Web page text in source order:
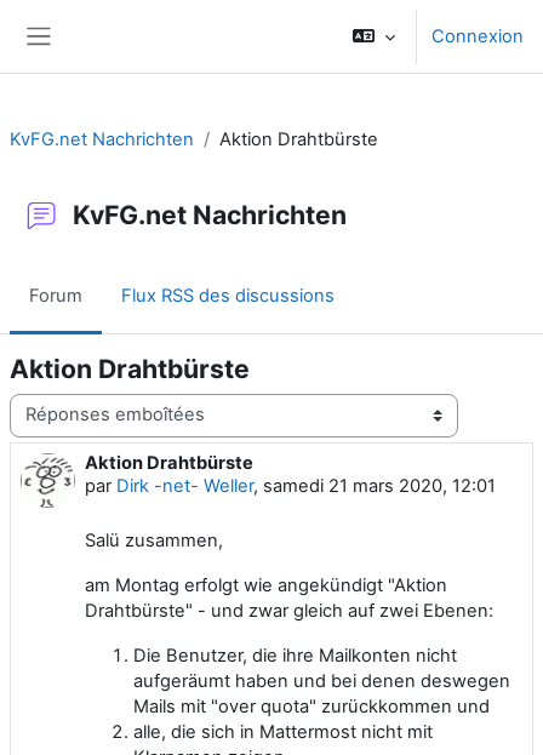
Connexion
KvFG.net Nachrichten Aktion Drahtbürste
KvFG.net Nachrichten
Forum Flux RSS des discussions
Aktion Drahtbürste
Type d’affichage
Aktion Drahtbürste
par Dirk -net- Weller, samedi 21 mars 2020, 12:01
Nombre de réponses : 0
Salü zusammen,
am Montag erfolgt wie angekündigt "Aktion
Drahtbürste" - und zwar gleich auf zwei Ebenen:
Die Benutzer, die ihre Mailkonten nicht
aufgeräumt haben und bei denen deswegen
Mails mit "over quota" zurückkommen und
alle, die sich in Mattermost nicht mit